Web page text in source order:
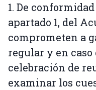
1. De
apartado 1, del
comprometen a
regular y en caso
celebración de
examinar los